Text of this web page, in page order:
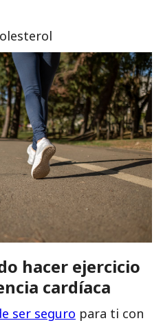
hacer ejercicio
cardíaca
ser seguro para ti con